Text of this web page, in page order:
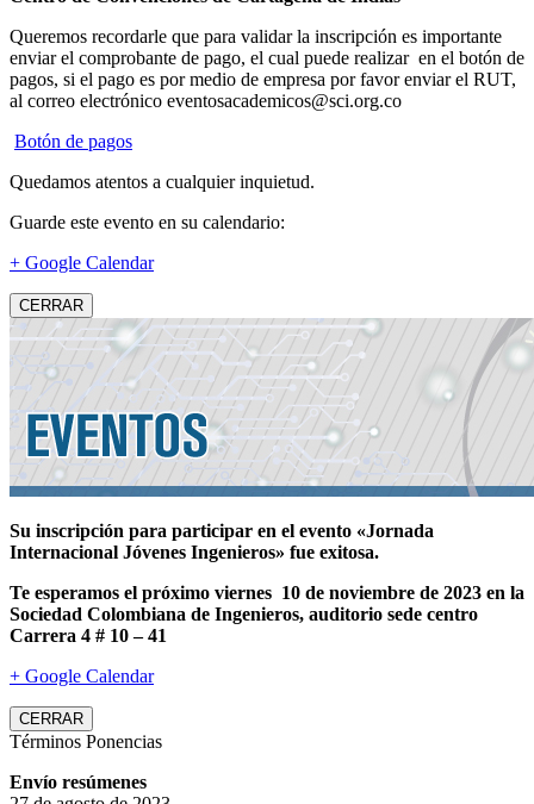
Queremos recordarle que para validar la inscripción es importante
enviar el comprobante de pago, el cual puede realizar en el botón de
pagos, si el pago es por medio de empresa por favor enviar el RUT,
al correo electrónico eventosacademicos@sci.org.co
Botón de pagos
Quedamos atentos a cualquier inquietud.
Guarde este evento en su calendario:
+ Google Calendar
CERRAR
Su inscripción para participar en el evento «Jornada
Internacional Jóvenes Ingenieros» fue exitosa.
Te esperamos el próximo viernes 10 de noviembre de 2023 en la
Sociedad Colombiana de Ingenieros, auditorio sede centro
Carrera 4 # 10 – 41
+ Google Calendar
CERRAR
Términos Ponencias
Envío resúmenes